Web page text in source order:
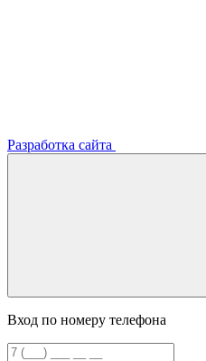
Разработка сайта
Вход по номеру телефона